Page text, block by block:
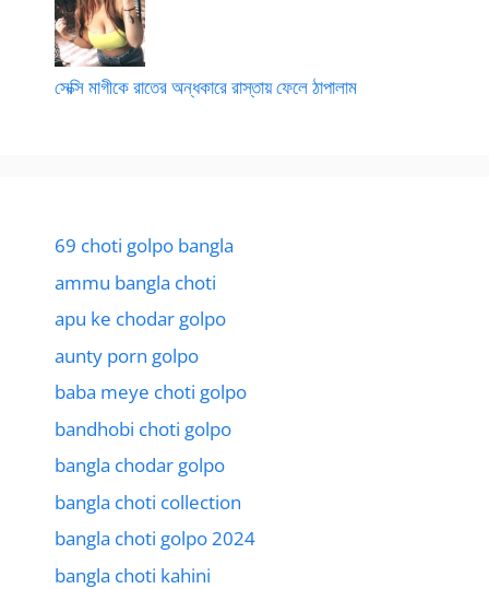
সেক্সি মাগীকে রাতের অন্ধকারে রাস্তায় ফেলে ঠাপালাম
69 choti golpo bangla
ammu bangla choti
apu ke chodar golpo
aunty porn golpo
baba meye choti golpo
bandhobi choti golpo
bangla chodar golpo
bangla choti collection
bangla choti golpo 2024
bangla choti kahini